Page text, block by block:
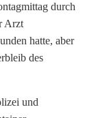
durch
Arzt
hatte, aber
des
und